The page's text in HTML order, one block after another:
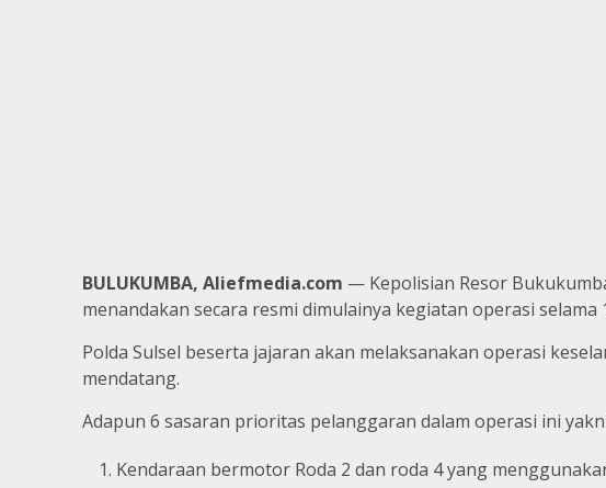
BULUKUMBA, Aliefmedia.com — Kepolisian Resor
menandakan secara resmi dimulainya kegiatan operasi selama
Polda Sulsel beserta jajaran akan melaksanakan operasi
mendatang.
Adapun 6 sasaran prioritas pelanggaran dalam operasi ini
Kendaraan bermotor Roda 2 dan roda 4 yang